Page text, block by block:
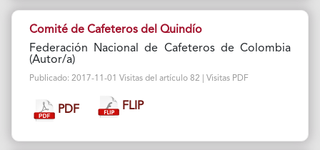
Comité de Cafeteros del Quindío
Federación Nacional de Cafeteros de Colombia
(Autor/a)
Publicado: 2017-11-01 Visitas del artículo 82 | Visitas PDF
PDF FLIP